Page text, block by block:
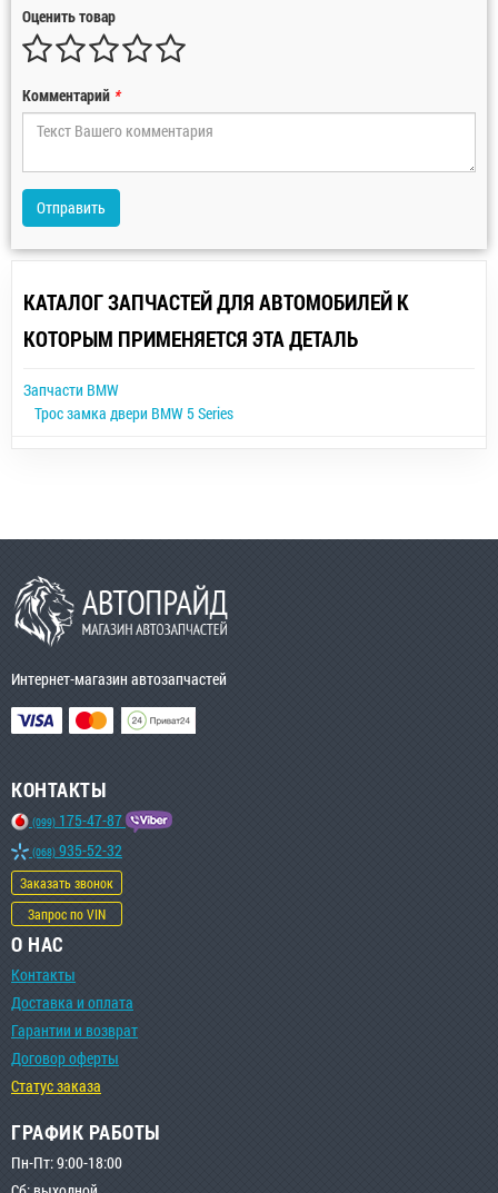
Оценить товар
Комментарий *
Отправить
КАТАЛОГ ЗАПЧАСТЕЙ ДЛЯ АВТОМОБИЛЕЙ К
КОТОРЫМ ПРИМЕНЯЕТСЯ ЭТА ДЕТАЛЬ
Запчасти BMW
Трос замка двери BMW 5 Series
Интернет-магазин автозапчастей
КОНТАКТЫ
(099) 175-47-87
(068) 935-52-32
Заказать звонок
Запрос по VIN
О НАС
Контакты
Доставка и оплата
Гарантии и возврат
Договор оферты
Статус заказа
ГРАФИК РАБОТЫ
Пн-Пт: 9:00-18:00